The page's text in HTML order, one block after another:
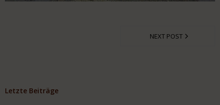
NEXT POST
Letzte Beiträge